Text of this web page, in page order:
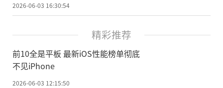
2026-06-03 16:30:54
精彩推荐
前10全是平板 最新iOS性能榜单彻底
不见iPhone
2026-06-03 12:15:50